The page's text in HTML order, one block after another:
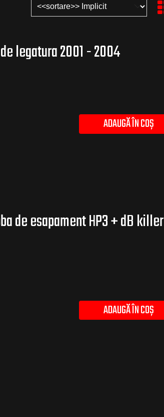
legatura 2001 - 2004
ADAUGĂ ÎN COȘ
de esapament HP3 + dB killer
ADAUGĂ ÎN COȘ